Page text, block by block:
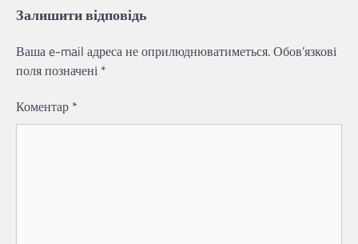
Залишити відповідь
Ваша e-mail адреса не оприлюднюватиметься.Обов’язкові
поля позначені *
Коментар *